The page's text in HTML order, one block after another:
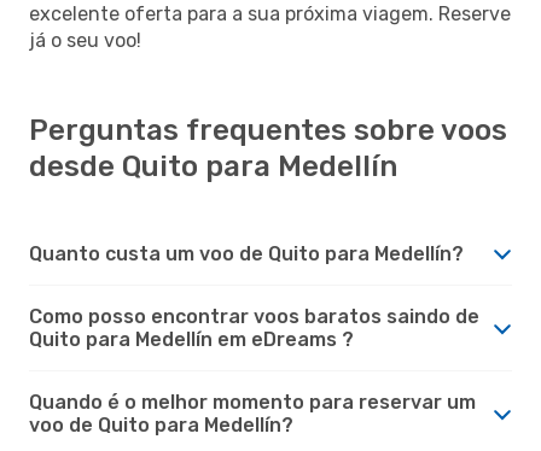
excelente oferta para a sua próxima viagem. Reserve
já o seu voo!
Perguntas frequentes sobre voos
desde Quito para Medellín
Quanto custa um voo de Quito para Medellín?
Como posso encontrar voos baratos saindo de
Quito para Medellín em eDreams ?
Quando é o melhor momento para reservar um
voo de Quito para Medellín?